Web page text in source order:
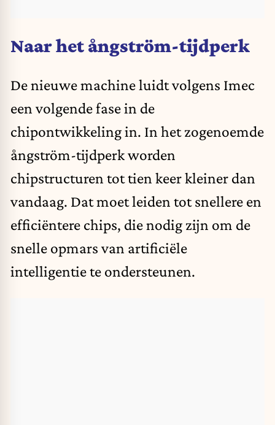
Naar het ångström-tijdperk
De nieuwe machine luidt volgens Imec
een volgende fase in de
chipontwikkeling in. In het zogenoemde
ångström-tijdperk worden
chipstructuren tot tien keer kleiner dan
vandaag. Dat moet leiden tot snellere en
efficiëntere chips, die nodig zijn om de
snelle opmars van artificiële
intelligentie te ondersteunen.